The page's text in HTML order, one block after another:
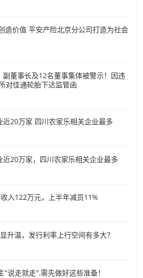
造价值 平安产险北京分公司打造为社会
副董事长及12名董事集体被警示！因违
对佳通轮胎下达监管函
20万家 四川农家乐相关企业最多
20万家，四川农家乐相关企业最多
入122万元，上半年减员11%
升温，发行利率上行空间有多大？
"说走就走",需先做好这些准备！